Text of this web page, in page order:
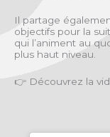
Il partage
objectifs pour la
qui l’animent au
plus haut niveau.
👉 Découvrez la